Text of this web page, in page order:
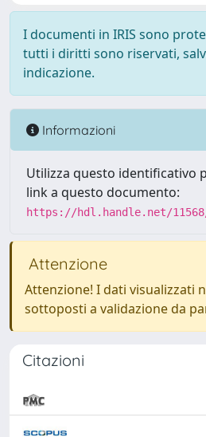
I documenti in IRIS sono
tutti i diritti sono riservati,
indicazione.
Informazioni
Utilizza questo identificativo
link a questo documento:
https://hdl.handle.net/
Attenzione
Attenzione! I dati visualizzati
sottoposti a validazione da
Citazioni